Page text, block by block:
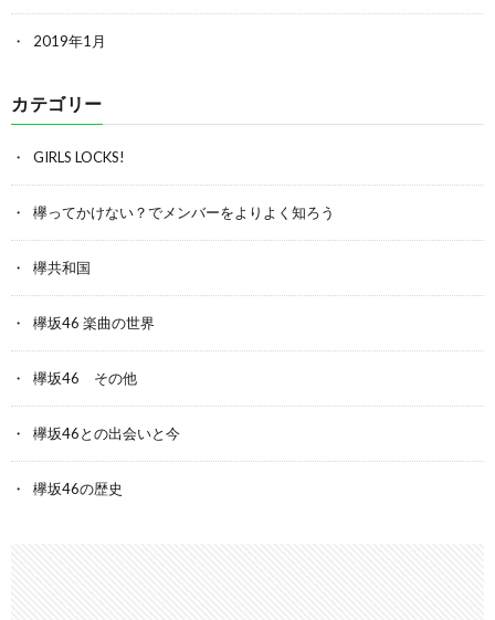
2019年1月
カテゴリー
GIRLS LOCKS!
欅ってかけない？でメンバーをよりよく知ろう
欅共和国
欅坂46 楽曲の世界
欅坂46 その他
欅坂46との出会いと今
欅坂46の歴史